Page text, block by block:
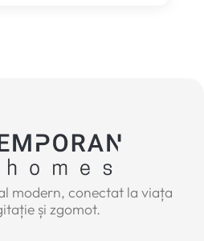
modern, conectat la viața
și zgomot.